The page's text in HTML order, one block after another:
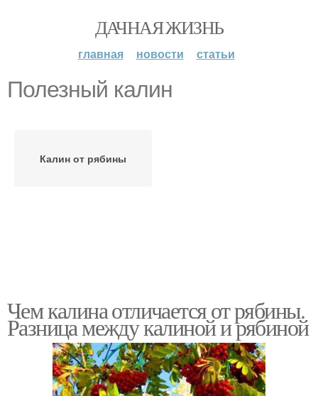
ДАЧНАЯ ЖИЗНЬ
главная новости статьи
Полезный калин
Калин от рябины
Чем калина отличается от рябины.
Разница между калиной и рябиной